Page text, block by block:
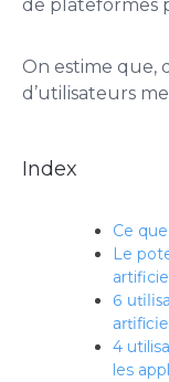
de plateformes
On estime que,
d’utilisateurs
Index
Ce
Le
6
4
les